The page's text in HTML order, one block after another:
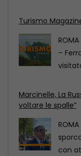
voltare le spalle”
con
Scoperto un
al largo di Mazara